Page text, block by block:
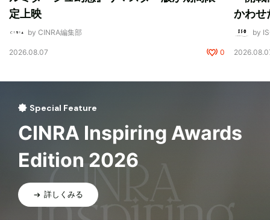
定上映
by CINRA編集部
2026.08.07 0
かわせ
by
Special Feature
CINRA Inspiring Awards
Edition 2026
詳しくみる